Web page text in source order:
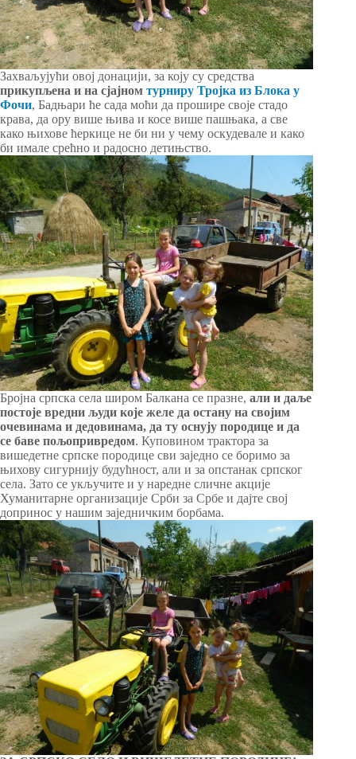
Захваљујући овој донацији, за коју су средства
прикупљена и на сјајном турниру Тројка из Блока у
Фочи, Бадњари ће сада моћи да прошире своје стадо
крава, да ору више њива и косе више пашњака, а све
како њихове ћеркице не би ни у чему оскудевале и како
би имале срећно и радосно детињство.
Бројна српска села широм Балкана се празне, али и даље
постоје вредни људи које желе да остану на својим
очевинама и дедовинама, да ту оснују породице и да
се баве пољопривредом. Куповином трактора за
вишедетне српске породице сви заједно се боримо за
њихову сигурнију будућност, али и за опстанак српског
села. Зато се укључите и у наредне сличне акције
Хуманитарне организације Срби за Србе и дајте свој
допринос у нашим заједничким борбама.